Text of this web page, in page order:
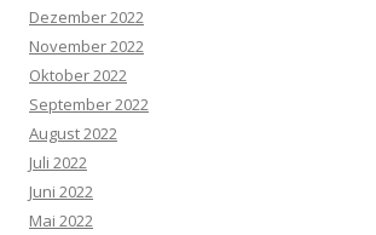
Dezember 2022
November 2022
Oktober 2022
September 2022
August 2022
Juli 2022
Juni 2022
Mai 2022